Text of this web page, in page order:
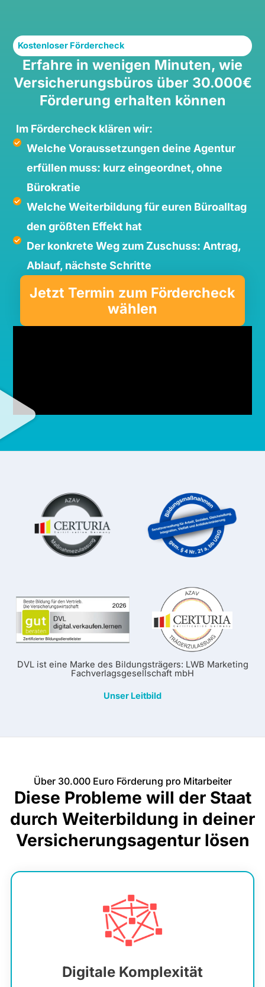
Kostenloser Fördercheck
Erfahre in wenigen Minuten, wie
Versicherungsbüros über 30.000€
Förderung erhalten können
Im Fördercheck klären wir:
Welche Voraussetzungen deine Agentur
erfüllen muss: kurz eingeordnet, ohne
Bürokratie
Welche Weiterbildung für euren Büroalltag
den größten Effekt hat
Der konkrete Weg zum Zuschuss: Antrag,
Ablauf, nächste Schritte
Jetzt Termin zum Fördercheck
wählen
DVL ist eine Marke des Bildungsträgers: LWB Marketing
Fachverlagsgesellschaft mbH
Unser Leitbild
Über 30.000 Euro Förderung pro Mitarbeiter
Diese Probleme will der Staat
durch Weiterbildung in deiner
Versicherungsagentur lösen
Digitale Komplexität